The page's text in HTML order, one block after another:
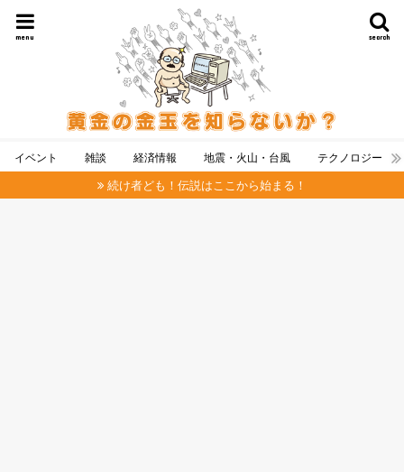
search
menu
イベント 雑談 経済情報 地震・火山・台風 テクノロジー
続け者ども！伝説はここから始まる！